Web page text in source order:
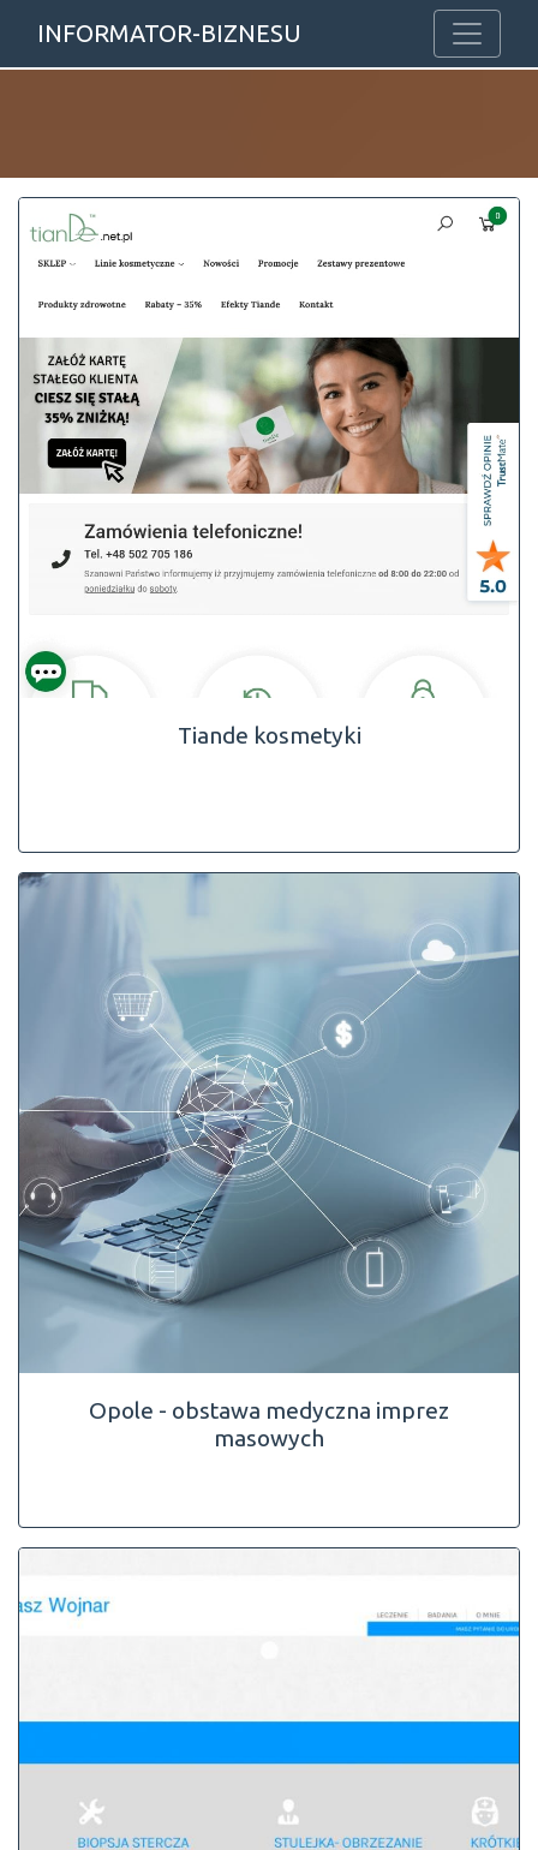
INFORMATOR-BIZNESU
Tiande kosmetyki
Opole - obstawa medyczna imprez
masowych